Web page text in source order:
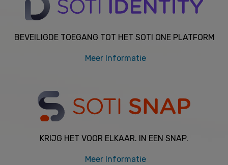
BEVEILIGDE TOEGANG TOT HET SOTI ONE PLATFORM
Meer Informatie
KRIJG HET VOOR ELKAAR. IN EEN SNAP.
Meer Informatie